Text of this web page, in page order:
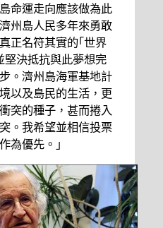
命運走向應該做為此
州島人民多年來勇敢
正名符其實的｢世界
堅決抵抗與此夢想完
。濟州島海軍基地計
以及島民的生活，更
突的種子，甚而捲入
。我希望並相信投票
為優先。｣